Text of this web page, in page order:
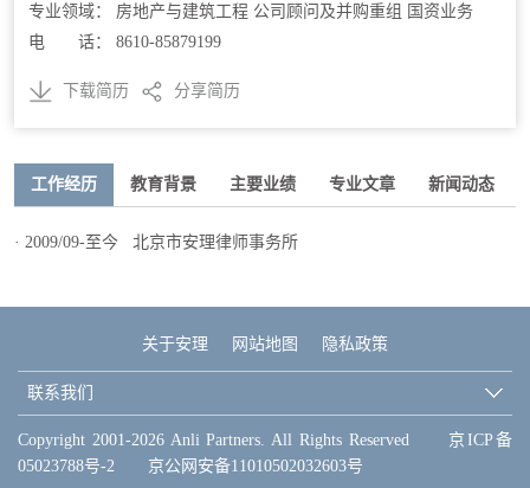
专业领域： 房地产与建筑工程 公司顾问及并购重组 国资业务
电 话： 8610-85879199
下载简历 分享简历
工作经历 教育背景 主要业绩 专业文章 新闻动态
· 2009/09-至今 北京市安理律师事务所
关于安理 网站地图 隐私政策
联系我们
Copyright 2001-2026 Anli Partners. All Rights Reserved 京ICP备
05023788号-2 京公网安备11010502032603号